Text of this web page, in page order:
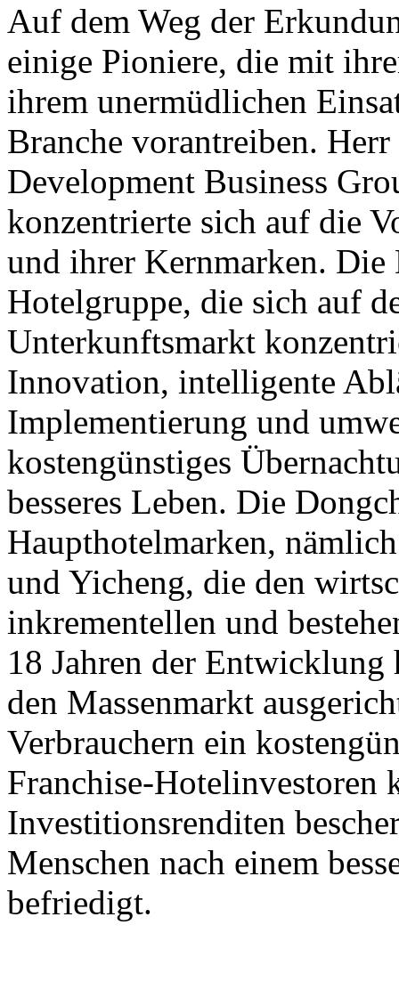
Auf dem Weg der
einige Pioniere, die mit
ihrem unermüdlichen
Branche vorantreiben.
Development Business
konzentrierte sich auf die
und ihrer Kernmarken.
Hotelgruppe, die sich auf
Unterkunftsmarkt
Innovation, intelligente
Implementierung und
kostengünstiges
besseres Leben. Die
Haupthotelmarken,
und Yicheng, die den
inkrementellen und
18 Jahren der
den Massenmarkt
Verbrauchern ein
Franchise-Hotelinvestoren
Investitionsrenditen
Menschen nach einem
befriedigt.